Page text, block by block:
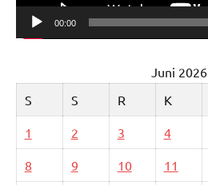
00:00
Juni 2026
S
S R K
1 2 3 4
8 9 10 11